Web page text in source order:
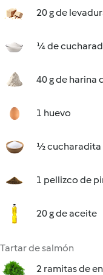
20 g de
¼ de
40 g de harina
1 huevo
½ cucharadita
1 pellizco de
20 g de aceite
Tartar de salmón
2 ramitas de